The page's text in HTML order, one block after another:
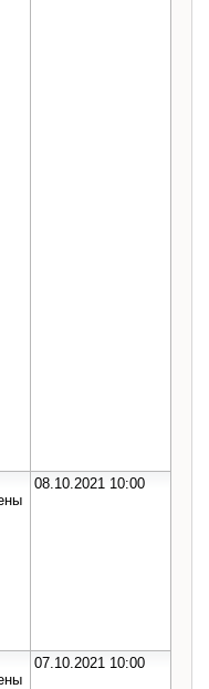
08.10.2021 10:00
07.10.2021 10:00